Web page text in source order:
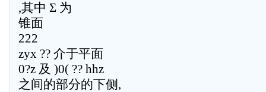
,其中 Σ 为
锥面
222
zyx ?? 介于平面
0?z 及 )0( ?? hhz
之间的部分的下侧,